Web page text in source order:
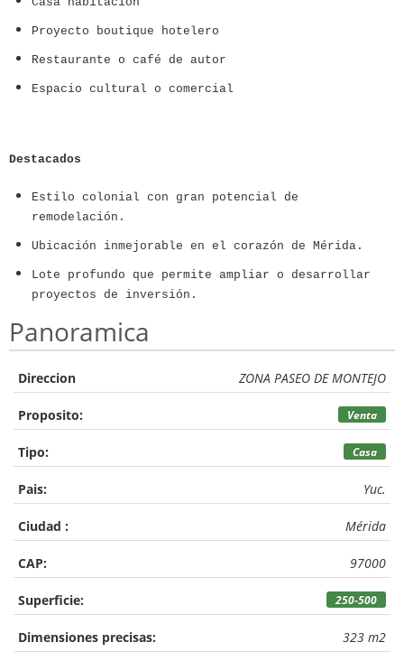
Proyecto boutique hotelero
Restaurante o café de autor
Espacio cultural o comercial
Destacados
Estilo colonial con gran potencial de
remodelación.
Ubicación inmejorable en el corazón de Mérida.
Lote profundo que permite ampliar o desarrollar
proyectos de inversión.
Panoramica
Direccion ZONA PASEO DE MONTEJO
Proposito: Venta
Tipo: Casa
Pais: Yuc.
Ciudad : Mérida
CAP: 97000
Superficie: 250-500
Dimensiones precisas: 323 m2